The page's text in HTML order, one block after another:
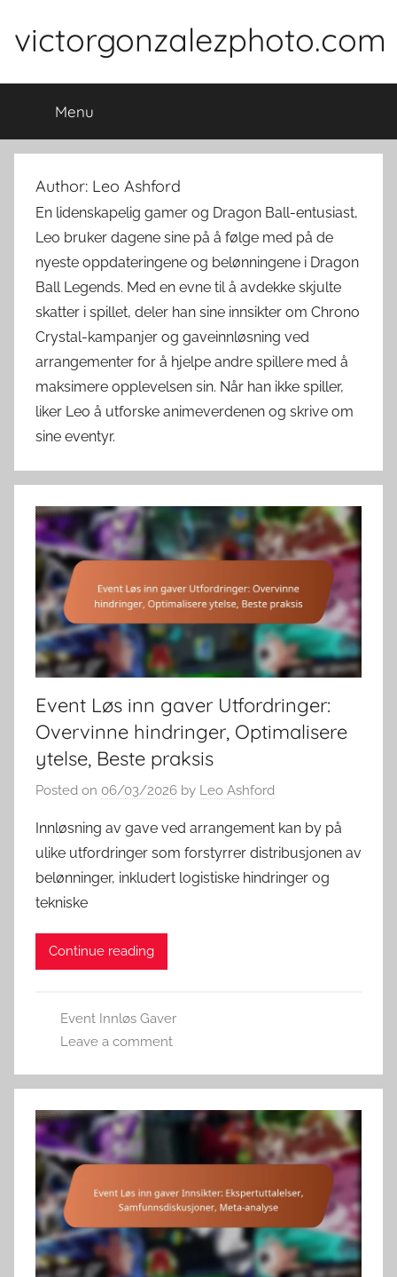
victorgonzalezphoto.com
Menu
Author: Leo Ashford
En lidenskapelig gamer og Dragon Ball-entusiast,
Leo bruker dagene sine på å følge med på de
nyeste oppdateringene og belønningene i Dragon
Ball Legends. Med en evne til å avdekke skjulte
skatter i spillet, deler han sine innsikter om Chrono
Crystal-kampanjer og gaveinnløsning ved
arrangementer for å hjelpe andre spillere med å
maksimere opplevelsen sin. Når han ikke spiller,
liker Leo å utforske animeverdenen og skrive om
sine eventyr.
Event Løs inn gaver Utfordringer:
Overvinne hindringer, Optimalisere
ytelse, Beste praksis
Posted on 06/03/2026 by Leo Ashford
Innløsning av gave ved arrangement kan by på
ulike utfordringer som forstyrrer distribusjonen av
belønninger, inkludert logistiske hindringer og
tekniske
Continue reading
Event Innløs Gaver
Leave a comment